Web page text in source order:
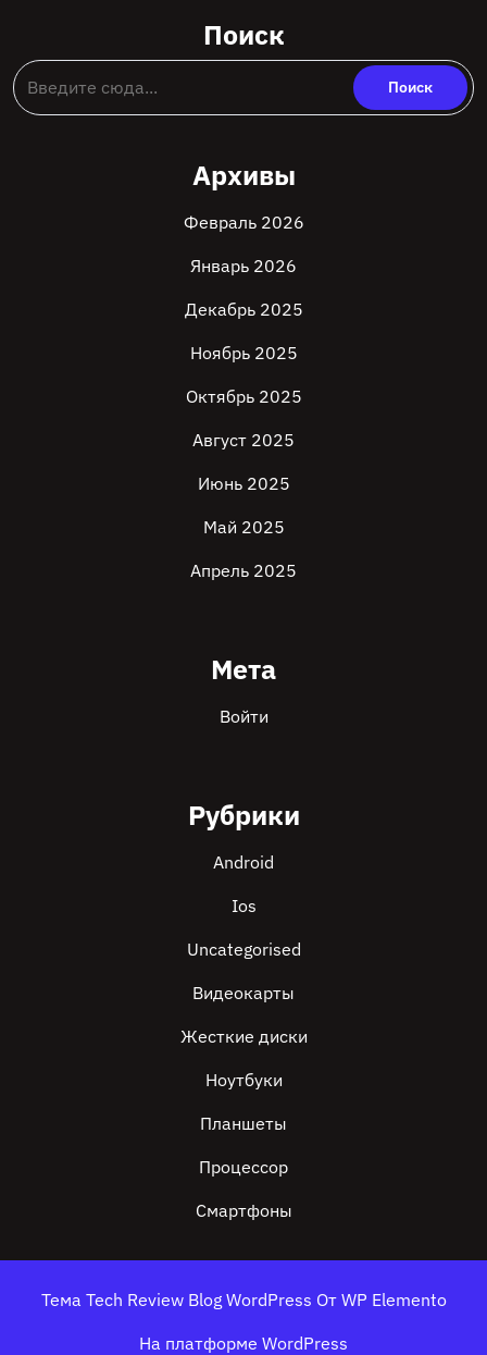
Поиск
Архивы
Февраль 2026
Январь 2026
Декабрь 2025
Ноябрь 2025
Октябрь 2025
Август 2025
Июнь 2025
Май 2025
Апрель 2025
Мета
Войти
Рубрики
Android
Ios
Uncategorised
Видеокарты
Жесткие диски
Ноутбуки
Планшеты
Процессор
Смартфоны
Тема Tech Review Blog WordPress От WP Elemento
На платформе WordPress